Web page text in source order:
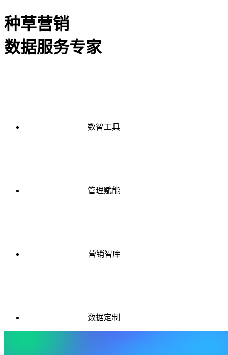
种草营销
数据服务专家
数智工具
管理赋能
营销智库
数据定制